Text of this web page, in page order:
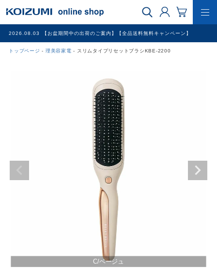
2026.08.03 【お盆期間中の出荷のご案内】【全品送料無料キャンペーン】
トップページ 理美容家電 スリムタイプリセットブラシKBE-2200
アウトレットSALE
ブログ
C/ベージュ